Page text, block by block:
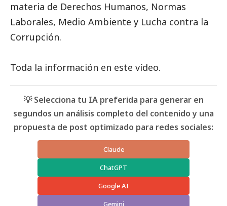
materia de Derechos Humanos, Normas
Laborales, Medio Ambiente y Lucha contra la
Corrupción.
Toda la información en este vídeo.
💡 Selecciona tu IA preferida para generar en
segundos un análisis completo del contenido y una
propuesta de post optimizado para redes sociales:
Claude
ChatGPT
Google AI
Gemini